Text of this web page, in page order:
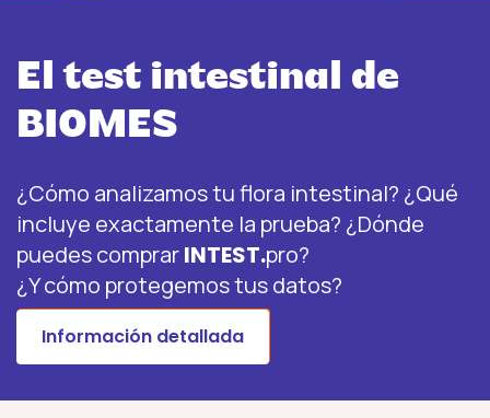
El test intestinal de
BIOMES
¿Cómo analizamos tu flora intestinal? ¿Qué
incluye exactamente la prueba? ¿Dónde
puedes comprarINTEST.pro?
¿Y cómo protegemos tus datos?
Información detallada